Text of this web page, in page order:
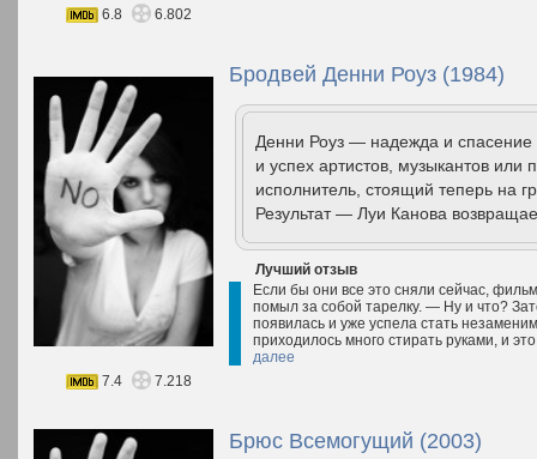
6.8
6.802
Бродвей Денни Роуз (1984)
Денни Роуз — надежда и спасение
и успех артистов, музыкантов или
исполнитель, стоящий теперь на
Результат — Луи Канова
Лучший отзыв
Если бы они все это сняли сейчас,
помыл за собой тарелку. — Ну и что?
появилась и уже успела стать
приходилось много стирать руками, и
далее
7.4
7.218
Брюс Всемогущий (2003)